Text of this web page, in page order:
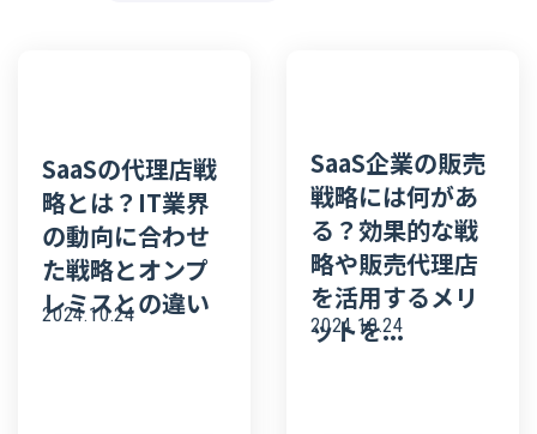
SaaSの代理店戦
略とは？IT業界
の動向に合わせ
た戦略とオンプ
レミスとの違い
2024.10.24
SaaS企業の販売
戦略には何があ
る？効果的な戦
略や販売代理店
を活用するメリ
ットを...
2024.10.24